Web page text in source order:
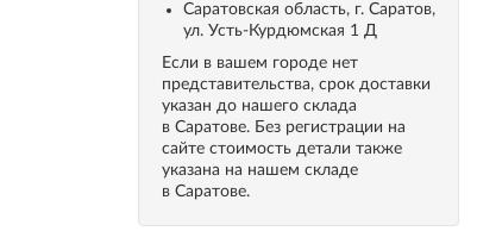
Саратовская область, г. Саратов,
ул. Усть-Курдюмская 1 Д
Если в вашем городе нет
представительства, срок доставки
указан до нашего склада
в Саратове. Без регистрации на
сайте стоимость детали также
указана на нашем складе
в Саратове.